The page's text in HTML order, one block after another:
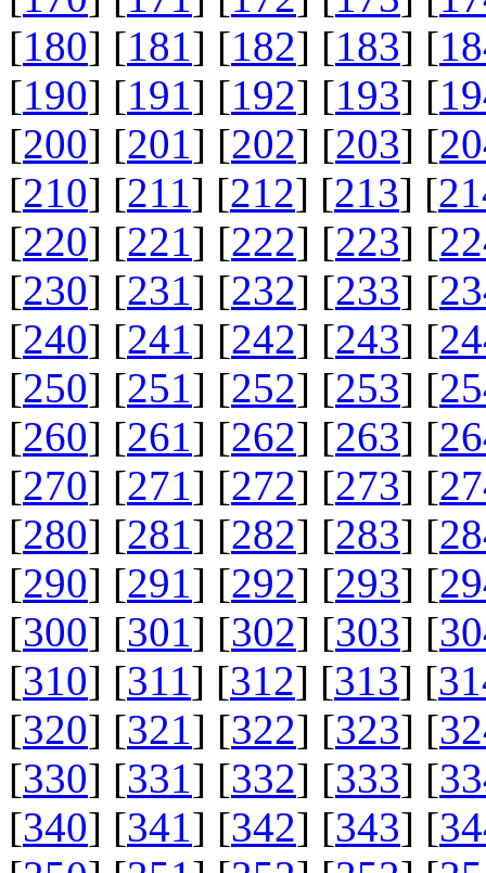
[180] [181] [182] [183] [
[190] [191] [192] [193] [
[200] [201] [202] [203] [
[210] [211] [212] [213] [
[220] [221] [222] [223] [
[230] [231] [232] [233] [
[240] [241] [242] [243] [
[250] [251] [252] [253] [
[260] [261] [262] [263] [
[270] [271] [272] [273] [
[280] [281] [282] [283] [
[290] [291] [292] [293] [
[300] [301] [302] [303] [
[310] [311] [312] [313] [
[320] [321] [322] [323] [
[330] [331] [332] [333] [
[340] [341] [342] [343] [